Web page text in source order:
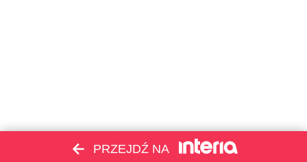
PRZEJDŹ NA